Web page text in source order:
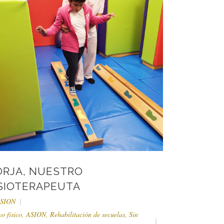
NUESTRO
físico,ASION, Rehabilitación de secuelas, Sin